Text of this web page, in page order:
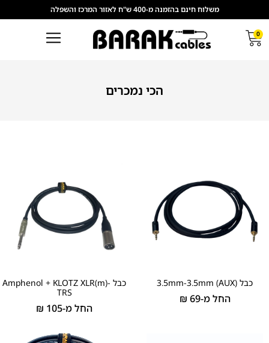
משלוח חינם בהזמנה מ-400 ש"ח לאזור המרכז והשפלה
0
הכי נמכרים
כבל 3.5mm-3.5mm (AUX)
החל מ-69
₪
כבל Amphenol + KLOTZ XLR(m)-
TRS
החל מ-105
₪